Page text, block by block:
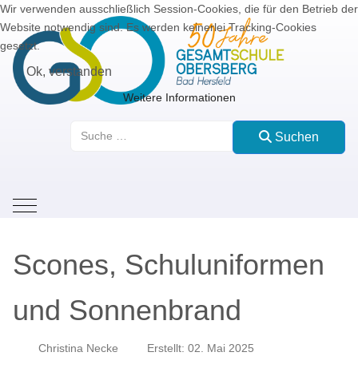
Suchen
Mobile Menu Toggle
Scones, Schuluniformen
und Sonnenbrand
Christina Necke Erstellt: 02. Mai 2025
Wir verwenden ausschließlich Session-Cookies, die für den Betrieb der
Website notwendig sind. Es werden keinerlei Tracking-Cookies
gesetzt.
Ok, verstanden
Weitere Informationen